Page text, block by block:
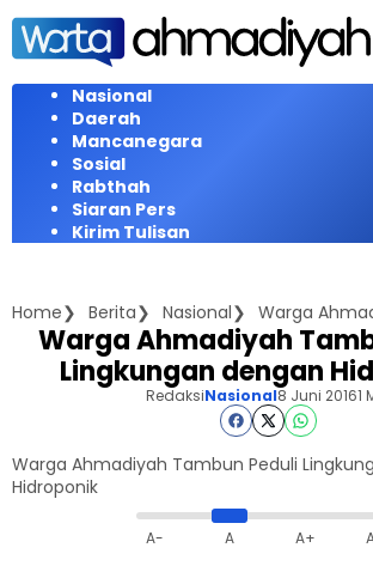
Langsung
konten
Nasional
Daerah
Mancanegara
Sosial
Rabthah
Siaran Pers
Kirim Tulisan
Home Berita Nasional
Warga Ahmadiyah
Lingkungan dengan
RedaksiNasional8 Juni 20161
Warga Ahmadiyah Tambun Peduli
Hidroponik
A- A A+